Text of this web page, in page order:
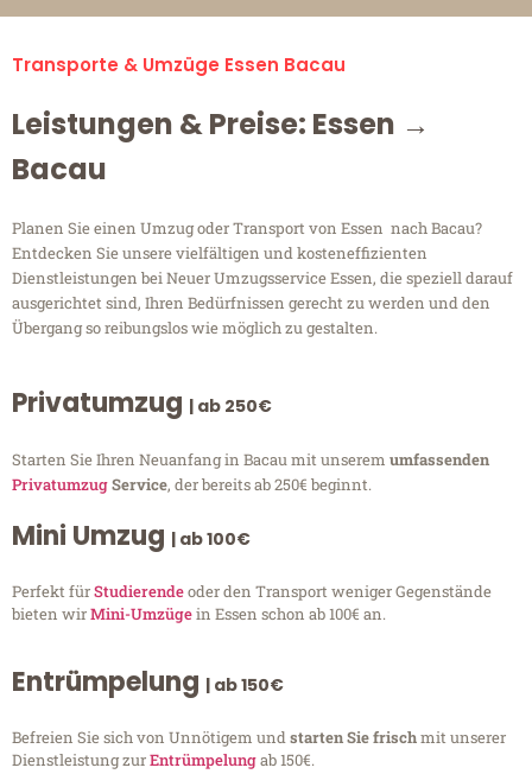
Transporte & Umzüge Essen Bacau
Leistungen & Preise: Essen →
Bacau
Planen Sie einen Umzug oder Transport von Essen nach Bacau?
Entdecken Sie unsere vielfältigen und kosteneffizienten
Dienstleistungen bei Neuer Umzugsservice Essen, die speziell darauf
ausgerichtet sind, Ihren Bedürfnissen gerecht zu werden und den
Übergang so reibungslos wie möglich zu gestalten.
Privatumzug | ab 250€
Starten Sie Ihren Neuanfang in Bacau mit unserem umfassenden
PrivatumzugService, der bereits ab 250€ beginnt.
Mini Umzug | ab 100€
Perfekt fürStudierendeoder den Transport weniger Gegenstände
bieten wirMini-Umzügein Essen schon ab 100€ an.
Entrümpelung | ab 150€
Befreien Sie sich von Unnötigem undstarten Sie frischmit unserer
Dienstleistung zurEntrümpelungab 150€.